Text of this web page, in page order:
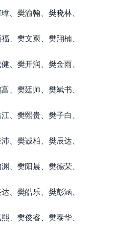
、樊渝翰、樊晓林、
、樊文柬、樊翔楠、
、樊开润、樊金雨、
、樊廷帅、樊斌书、
、樊熙贵、樊子白、
、樊诚柏、樊辰达、
、樊阳晨、樊德荣、
、樊皓乐、樊彭涵、
、樊俊睿、樊泰华、